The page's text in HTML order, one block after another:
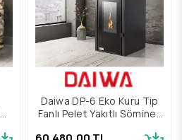
Daiwa DP-6 Eko Kuru Tip
Fanlı Pelet Yakıtlı Şömineli